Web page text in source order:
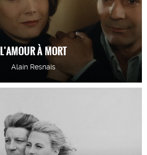
L’AMOUR À MORT
Alain Resnais